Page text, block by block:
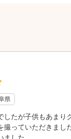
県
したが子供もあまり
撮っていただきまし
ました